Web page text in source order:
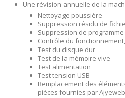
Une révision annuelle de la
Nettoyage poussière
Suppression résidu de
Suppression de
Contrôle du fonctionnement,
Test du disque dur
Test de la mémoire vive
Test alimentation
Test tension USB
Remplacement des
pièces fournies par